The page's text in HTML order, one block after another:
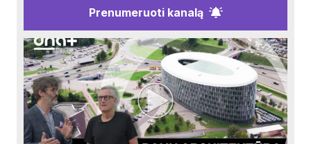
Prenumeruoti kanalą